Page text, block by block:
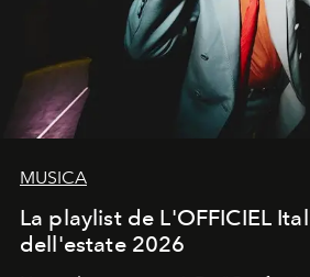
MUSICA
La playlist de L'OFFICIEL
dell'estate 2026